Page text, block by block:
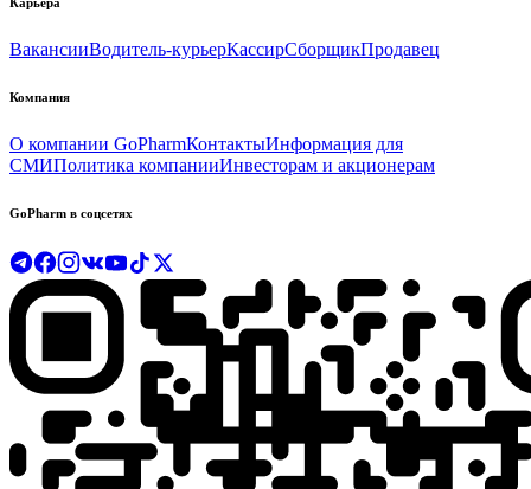
ВакансииВодитель-курьерКассирСборщикПродавец
Компания
О компании GoPharmКонтактыИнформация для
СМИПолитика компанииИнвесторам и акционерам
GoPharm в соцсетях